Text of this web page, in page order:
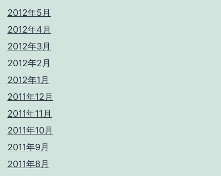
2012年5月
2012年4月
2012年3月
2012年2月
2012年1月
2011年12月
2011年11月
2011年10月
2011年9月
2011年8月